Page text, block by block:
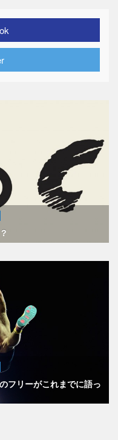
フリーがこれまでに語っ